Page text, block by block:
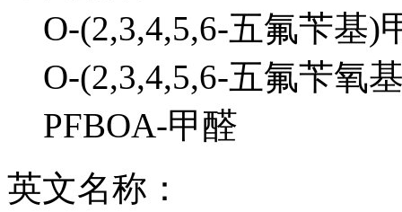
O-(2,3,4,5,6-五氟苄基)
O-(2,3,4,5,6-五氟苄氧
PFBOA-甲醛
英文名称：